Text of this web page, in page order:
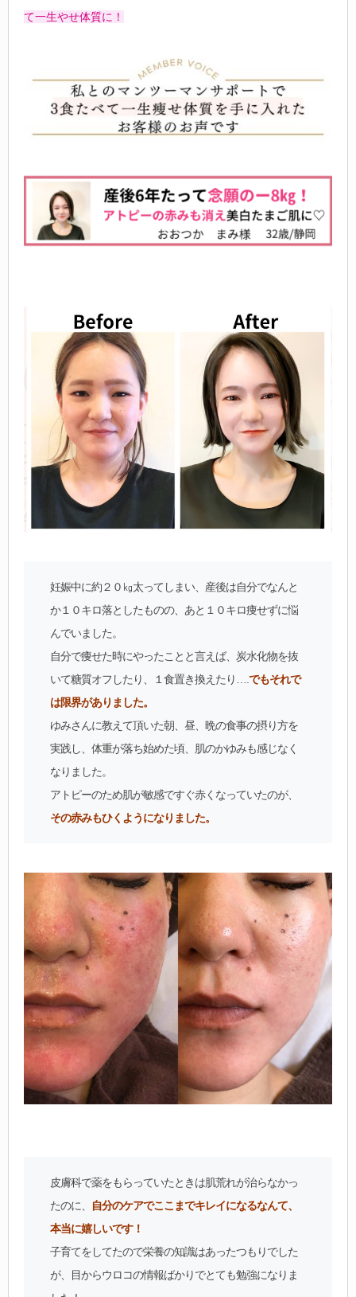
て一生やせ体質に！
妊娠中に約２０㎏太ってしまい、産後は自分でなんと
か１０キロ落としたものの、あと１０キロ痩せずに悩
んでいました。
自分で痩せた時にやったことと言えば、炭水化物を抜
いて糖質オフしたり、１食置き換えたり….でもそれで
は限界がありました。
ゆみさんに教えて頂いた朝、昼、晩の食事の摂り方を
実践し、体重が落ち始めた頃、肌のかゆみも感じなく
なりました。
アトピーのため肌が敏感ですぐ赤くなっていたのが、
その赤みもひくようになりました。
皮膚科で薬をもらっていたときは肌荒れが治らなかっ
たのに、
自分のケアでここまでキレイになるなんて、
本当に嬉しいです！
子育てをしてたので栄養の知識はあったつもりでした
が、目からウロコの情報ばかりでとても勉強になりま